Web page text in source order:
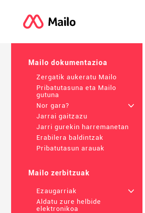
Mailo dokumentazioa
Zergatik aukeratu Mailo
Pribatutasuna eta Mailo
gutuna
Nor gara?
+
Jarrai gaitzazu
Jarri gurekin harremanetan
Erabilera baldintzak
Pribatutasun arauak
Mailo zerbitzuak
Ezaugarriak
+
Aldatu zure helbide
elektronikoa